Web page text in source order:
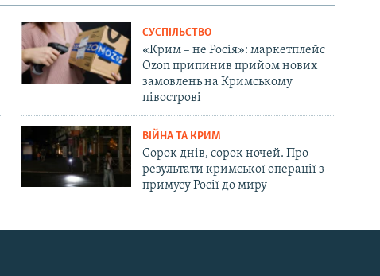
СУСПІЛЬСТВО
«Крим – не Росія»: маркетплейс
Ozon припинив прийом нових
замовлень на Кримському
півострові
ВІЙНА ТА КРИМ
Сорок днів, сорок ночей. Про
результати кримської операції з
примусу Росії до миру